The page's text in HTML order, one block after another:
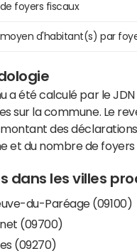
foyers fiscaux
d'habitant(s) par
a été calculé par le
sur la commune. Le
des
et du nombre de foyers
dans les villes
du-Paréage (09100)
(09700)
(09270)